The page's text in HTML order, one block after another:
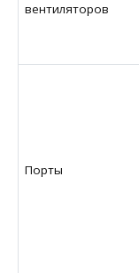
вентиляторов
Порты